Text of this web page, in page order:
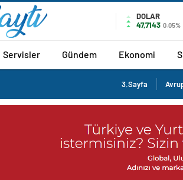
DOLAR
47,7143 0.05%
Servisler Gündem Ekonomi
3.Sayfa